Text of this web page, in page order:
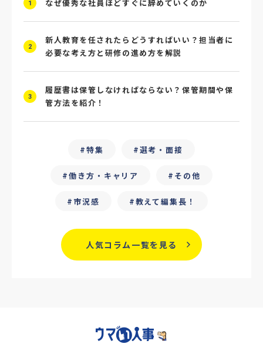
#4P分析 #競合他社 #タレントプール
#ChatGPT #タイパ #就活動向
#働き方改革 #労務 #リーダーシップ
#GPA
1 なぜ優秀な社員ほどすぐに辞めていくのか
2
新人教育を任されたらどうすればいい？担当者に
必要な考え方と研修の進め方を解説
3
履歴書は保管しなければならない？保管期間や保
管方法を紹介！
特集 選考・面接
働き方・キャリア その他
市況感 教えて編集長！
人気コラム一覧を見る